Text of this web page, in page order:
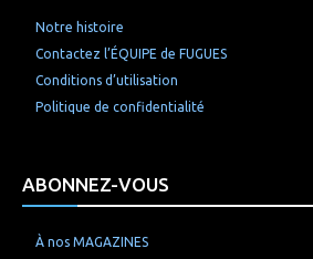
Notre histoire
Contactez l’ÉQUIPE de FUGUES
Conditions d’utilisation
Politique de confidentialité
ABONNEZ-VOUS
À nos MAGAZINES